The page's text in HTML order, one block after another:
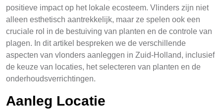
positieve impact op het lokale ecosteem. Vlinders zijn niet
alleen esthetisch aantrekkelijk, maar ze spelen ook een
cruciale rol in de bestuiving van planten en de controle van
plagen. In dit artikel bespreken we de verschillende
aspecten van vlonders aanleggen in Zuid-Holland, inclusief
de keuze van locaties, het selecteren van planten en de
onderhoudsverrichtingen.
Aanleg Locatie